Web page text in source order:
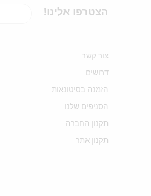
הצטרפו אלינו!
צור קשר
דרושים
הזמנה בסיטונאות
הסניפים שלנו
תקנון החברה
תקנון אתר